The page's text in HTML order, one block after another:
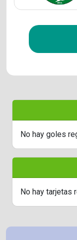
No hay goles
No hay tarjetas